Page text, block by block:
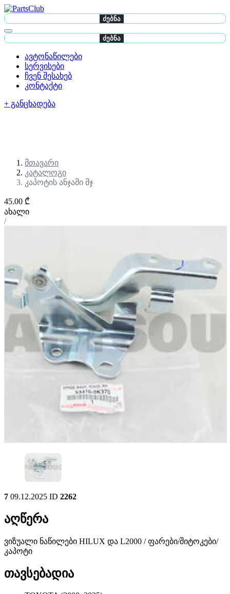
ძებნა
ძებნა
ავტონაწილები
სერვისები
ჩვენ შესახებ
კონტაქტი
+ განცხადება
მთავარი
კატალოგი
კაპოტის ანჯამი მჯ
45.00 ₾
ახალი
/
7 09.12.2025 ID 2262
აღწერა
ვიზუალი ნაწილები HILUX და L2000 / ფარები/შიტოკები/
კაპოტი
თავსებადია